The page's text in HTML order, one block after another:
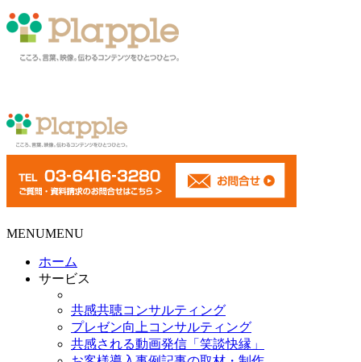
MENUMENU
ホーム
サービス
共感共聴コンサルティング
プレゼン向上コンサルティング
共感される動画発信「笑談快縁」